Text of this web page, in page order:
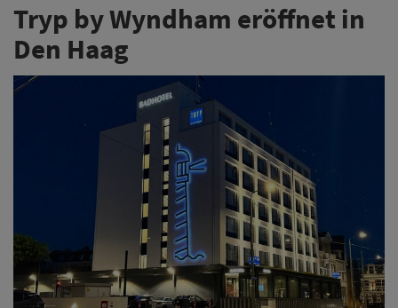
Tryp by Wyndham eröffnet in
Den Haag